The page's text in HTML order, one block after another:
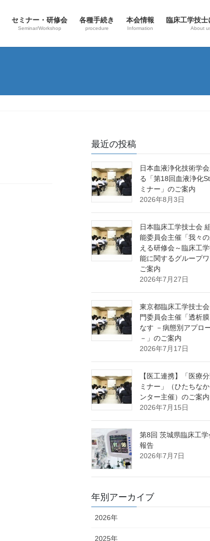
セミナー・研修会
Seminar/Workshop
各種手続き
procedure
本会情報
Information
臨床工学技士
About
最近の投稿
日本血液浄化技術学
る「第18回血液浄化
ミナー」のご案内
2026年8月3日
日本臨床工学技士会
能委員会主催「我々
える研修会～臨床工
能に関するグループ
ご案内
2026年7月27日
東京都臨床工学技士
門委員会主催「透析
なす －病態別アプロ
－」のご案内
2026年7月17日
【医工連携】「医療
ミナー」（ひたちな
ンター主催）のご案内
2026年7月15日
第8回 茨城県臨床工
報告
2026年7月7日
年別アーカイブ
2026年
2025年